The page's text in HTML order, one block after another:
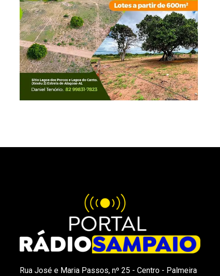
Rua José e Maria Passos, nº 25 - Centro - Palmeira